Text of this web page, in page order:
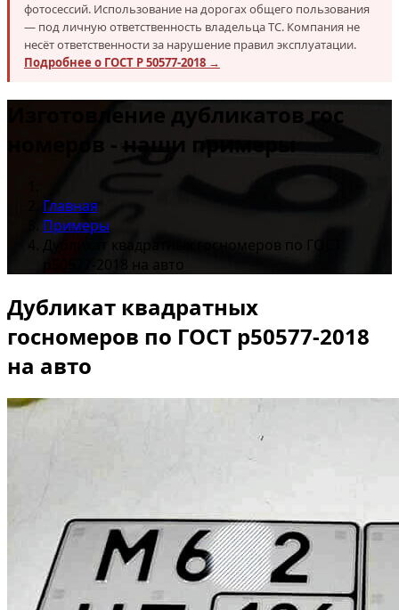
фотосессий. Использование на дорогах общего пользования
— под личную ответственность владельца ТС. Компания не
несёт ответственности за нарушение правил эксплуатации.
Подробнее о ГОСТ Р 50577-2018 →
Изготовление дубликатов гос
номеров - наши примеры
Главная
Примеры
Дубликат квадратных госномеров по ГОСТ
р50577-2018 на авто
Дубликат квадратных
госномеров по ГОСТ р50577-2018
на авто